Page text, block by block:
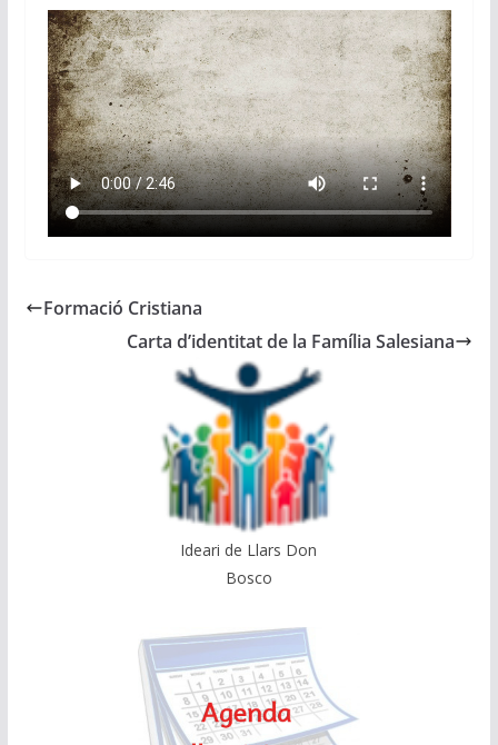
Formació Cristiana
Carta d’identitat de la Família Salesiana
Ideari de Llars Don
Bosco